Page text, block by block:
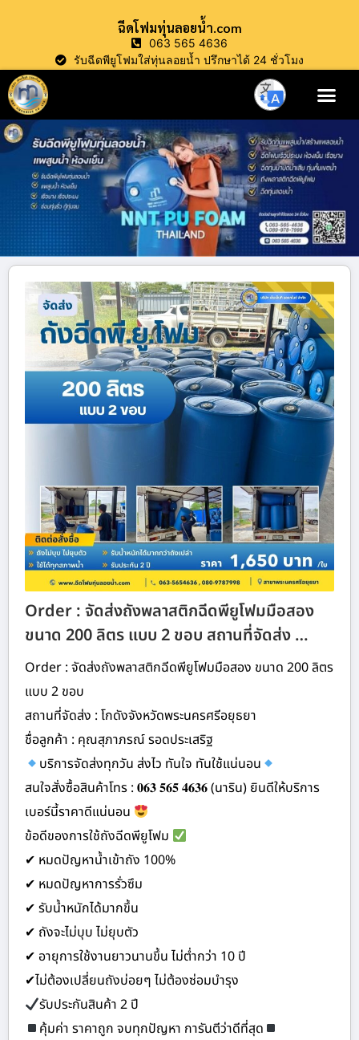
ฉีดโฟมทุ่นลอยน้ำ.com
063 565 4636
รับฉีดพียูโฟมใส่ทุ่นลอยน้ำ ปรึกษาได้ 24 ชั่วโมง
Order : จัดส่งถังพลาสติกฉีดพียูโฟมมือสอง
ขนาด 200 ลิตร แบบ 2 ขอบ สถานที่จัดส่ง …
Order : จัดส่งถังพลาสติกฉีดพียูโฟมมือสอง ขนาด 200 ลิตร
แบบ 2 ขอบ
สถานที่จัดส่ง : โกดังจังหวัดพระนครศรีอยุธยา
ชื่อลูกค้า : คุณสุภาภรณ์ รอดประเสริฐ
บริการจัดส่งทุกวัน ส่งไว ทันใจ ทันใช้แน่นอน
สนใจสั่งซื้อสินค้าโทร : 𝟎𝟔𝟑 𝟓𝟔𝟓 𝟒𝟔𝟑𝟔 (นาริน) ยินดีให้บริการ
เบอร์นี้ราคาดีแน่นอน
ข้อดีของการใช้ถังฉีดพียูโฟม
✔ หมดปัญหาน้ำเข้าถัง 100%
✔ หมดปัญหาการรั่วซึม
✔ รับน้ำหนักได้มากขึ้น
✔ ถังจะไม่บุบ ไม่ยุบตัว
✔ อายุการใช้งานยาวนานขึ้น ไม่ต่ำกว่า 10 ปี
✔ไม่ต้องเปลี่ยนถังบ่อยๆ ไม่ต้องซ่อมบำรุง
รับประกันสินค้า 2 ปี
คุ้มค่า ราคาถูก จบทุกปัญหา การันตีว่าดีที่สุด